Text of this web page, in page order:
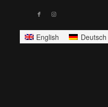
English Deutsch